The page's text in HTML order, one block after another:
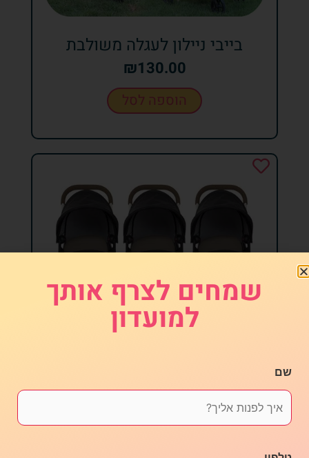
בייבי ניילון לעגלה משולבת
₪130.00
הוספה לסל
במפריידר טיולון קונקט 3 מתחבר
₪1,950.00
שמחים לצרף אותך
למועדון
שם